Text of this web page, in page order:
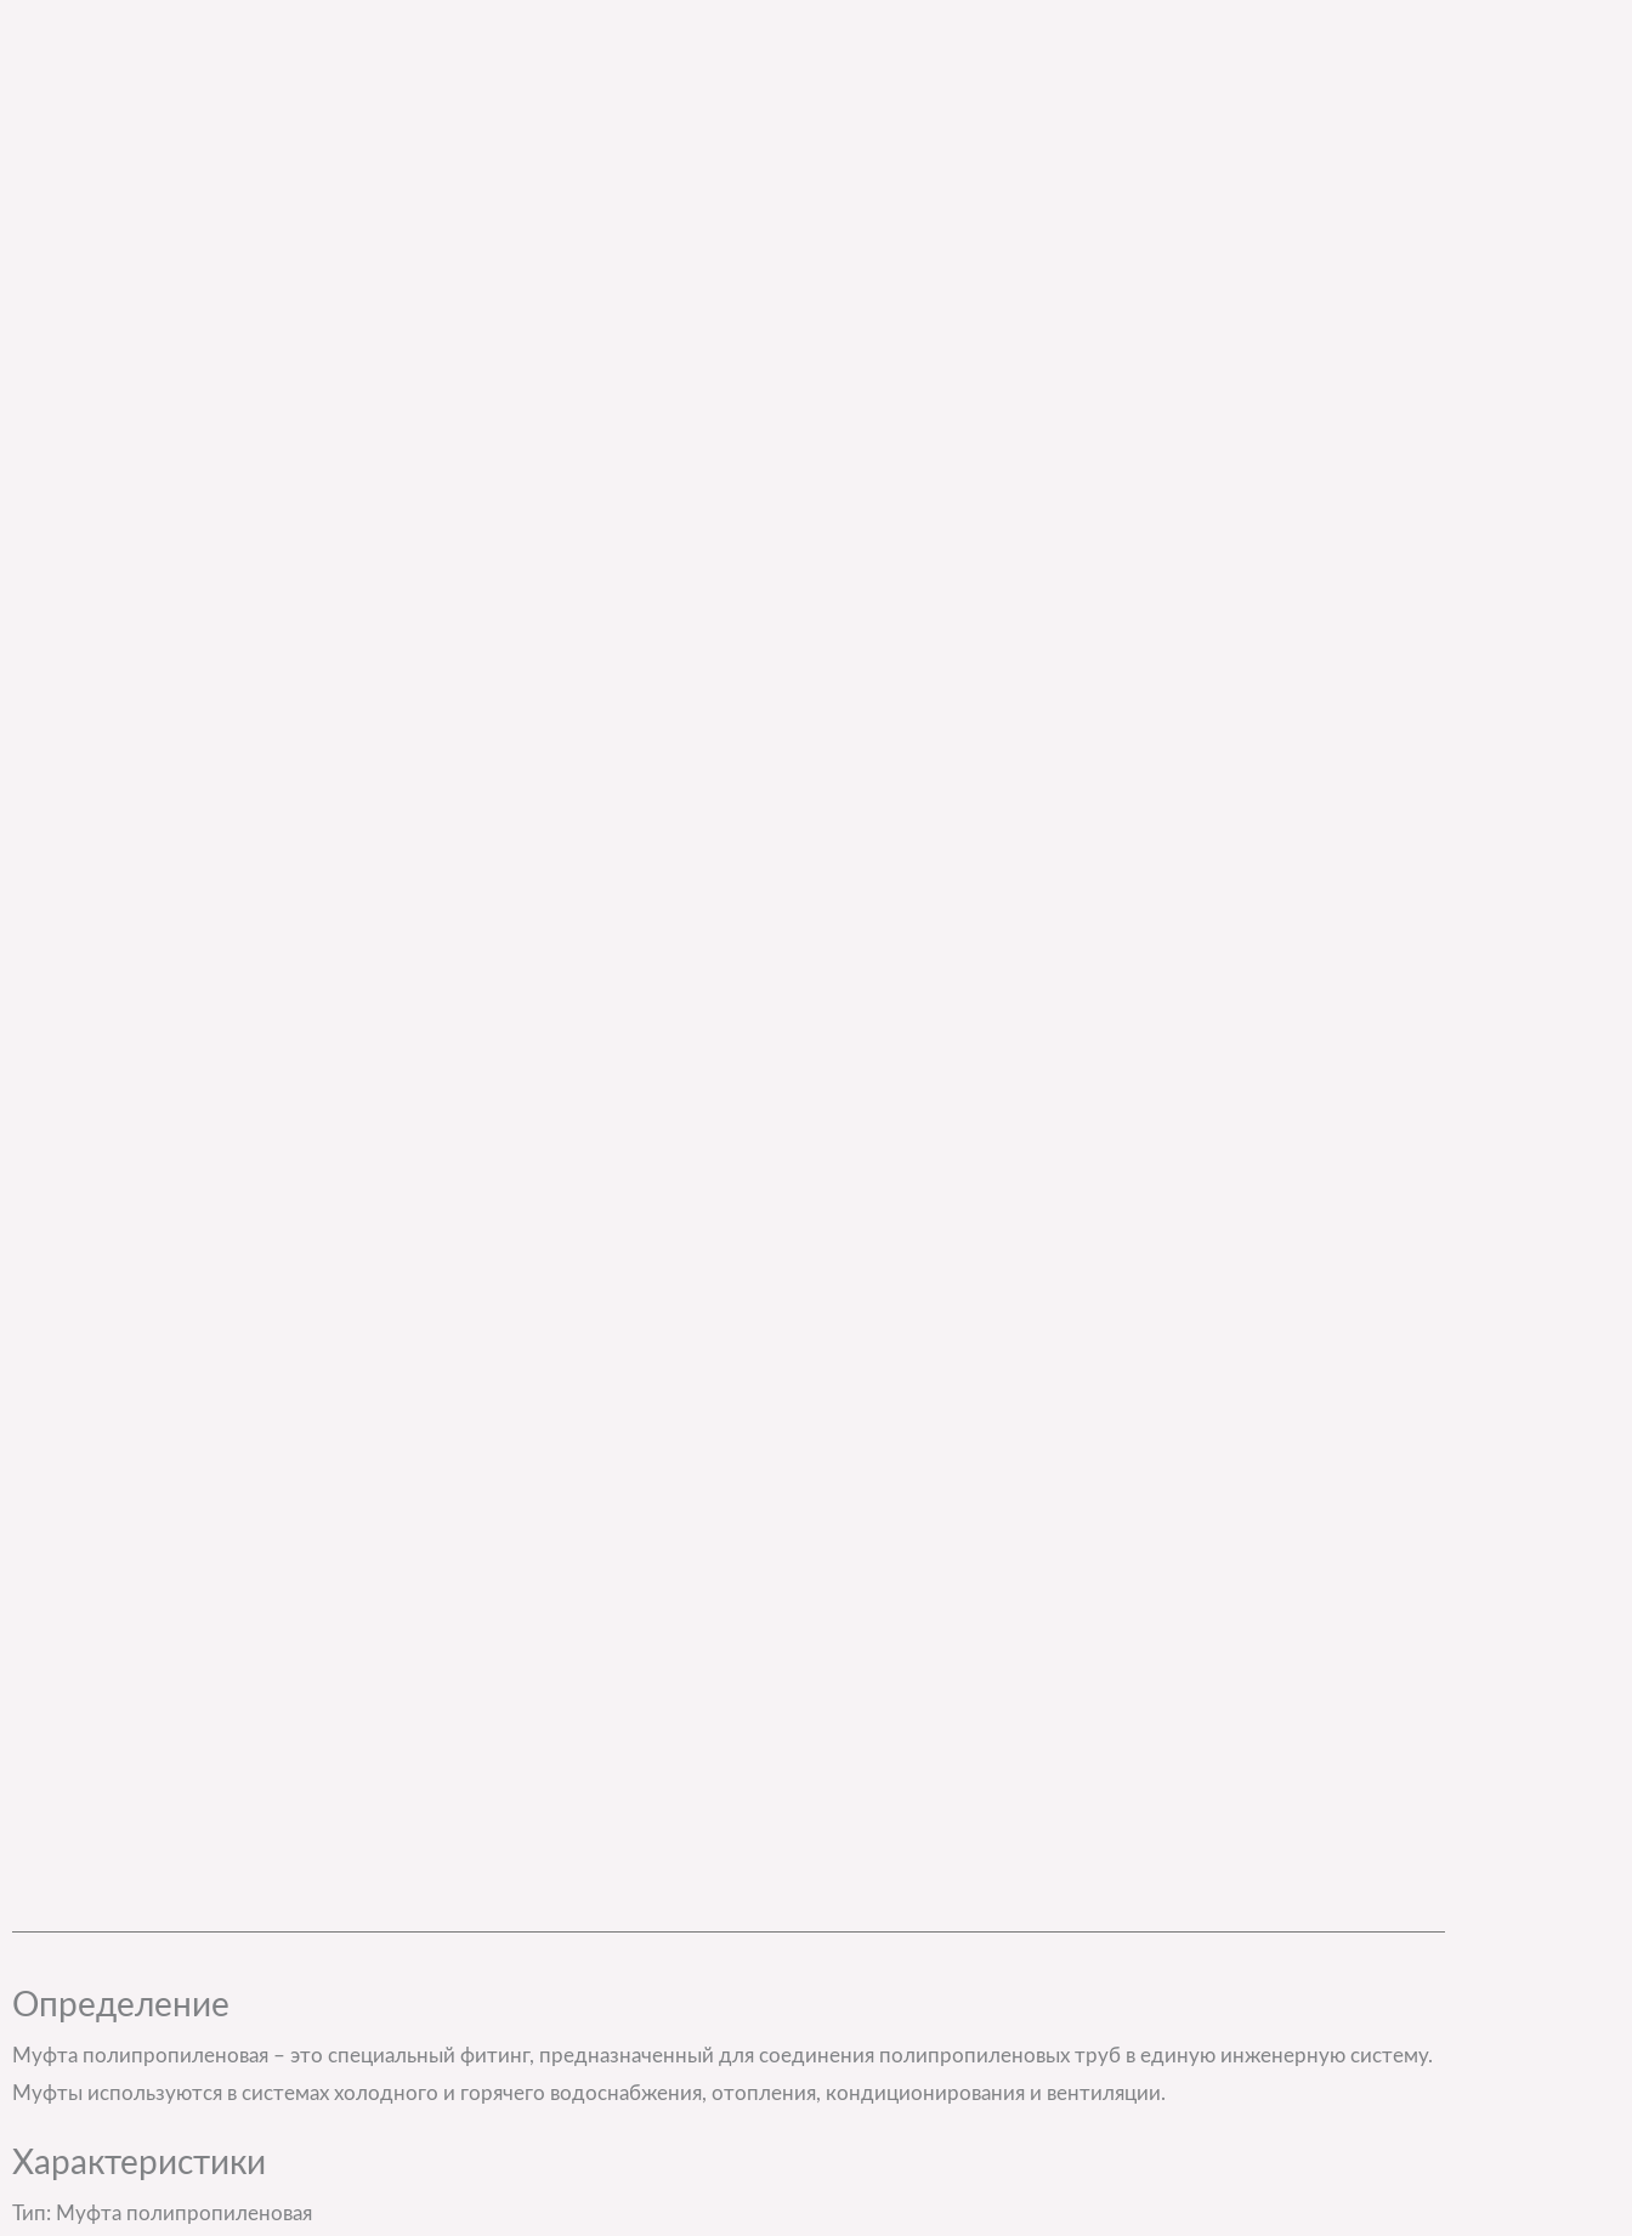
Определение
Муфта полипропиленовая – это специальный фитинг, предназначенный для соединения полипропиленовых труб в единую инженерную систему.
Муфты используются в системах холодного и горячего водоснабжения, отопления, кондиционирования и вентиляции.
Характеристики
Тип: Муфта полипропиленовая